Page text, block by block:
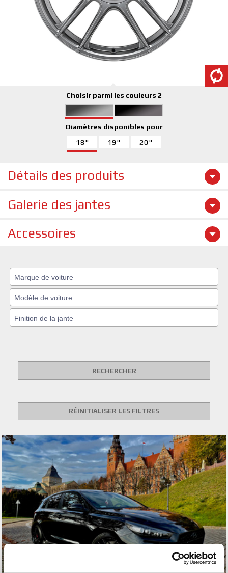
Choisir parmi les couleurs 2
Diamètres disponibles pour
18" 19" 20"
Détails des produits
Galerie des jantes
Accessoires
RECHERCHER
RÉINITIALISER LES FILTRES